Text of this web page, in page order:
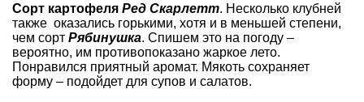
Сорт картофеля Ред Скарлетт. Несколько клубней
также оказались горькими, хотя и в меньшей степени,
чем сорт Рябинушка. Спишем это на погоду –
вероятно, им противопоказано жаркое лето.
Понравился приятный аромат. Мякоть сохраняет
форму – подойдет для супов и салатов.